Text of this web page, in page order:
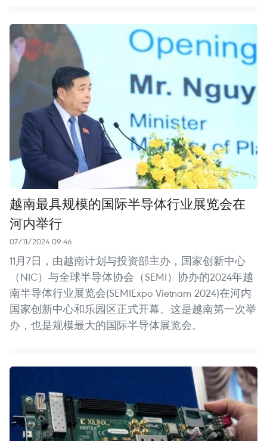
越南最具规模的国际半导体行业展览会在
河内举行
07/11/2024 09:46
11月7日，由越南计划与投资部主办，国家创新中心
（NIC）与全球半导体协会（SEMI）协办的2024年越
南半导体行业展览会(SEMIExpo Vietnam 2024)在河内
国家创新中心和乐园区正式开幕。这是越南第一次举
办，也是规模最大的国际半导体展览会。